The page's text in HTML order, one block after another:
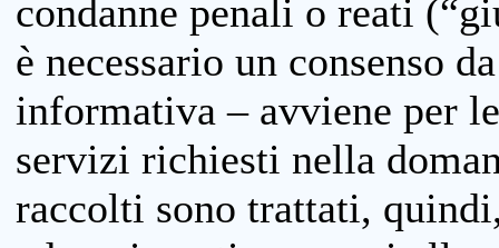
condanne penali o reati
è necessario un consenso
informativa – avviene per
servizi richiesti nella
raccolti sono trattati,